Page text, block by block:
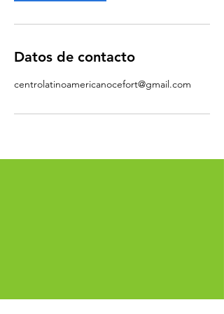
Datos de contacto
centrolatinoamericanocefort@gmail.com